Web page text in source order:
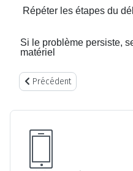
Répéter les étapes du
Si le problème persiste,
matériel
Article précédent :
Précédent